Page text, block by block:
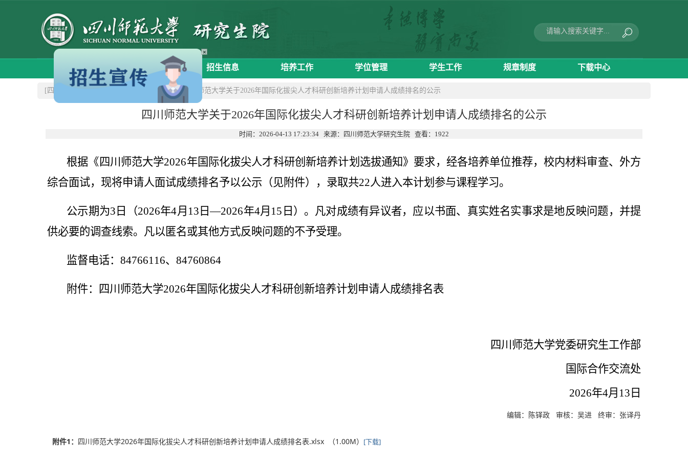
首 页 学院概况 招生信息 培养工作 学位管理 学生工作 规章制度 下载中心
[四川师范大学研究生院] >>通知公告 >>四川师范大学关于2026年国际化拔尖人才科研创新培养计划申请人成绩排名的公示
四川师范大学关于2026年国际化拔尖人才科研创新培养计划申请人成绩排名的公示
时间：2026-04-13 17:23:34 来源：四川师范大学研究生院 查看： 1922
根据《四川师范大学2026年国际化拔尖人才科研创新培养计划选拔通知》要求，经各培养单位推荐，校内材料审查、外方
综合面试，现将申请人面试成绩排名予以公示（见附件），录取共22人进入本计划参与课程学习。
公示期为3 日（2026年4月 13 日—2026年4月 15 日）。凡对成绩有异议者，应以书面、真实姓名实事求是地反映问题，并提
供必要的调查线索。凡以匿名或其他方式反映问题的不予受理。
监督电话：84766116、84760864
附件：四川师范大学2026年国际化拔尖人才科研创新培养计划申请人成绩排名表
四川师范大学党委研究生工作部
国际合作交流处
2026年4月 13 日
编辑：陈铎政 审核：吴进 终审：张译丹
附件1： 四川师范大学2026年国际化拔尖人才科研创新培养计划申请人成绩排名表.xlsx （1.00M） [下载]
×